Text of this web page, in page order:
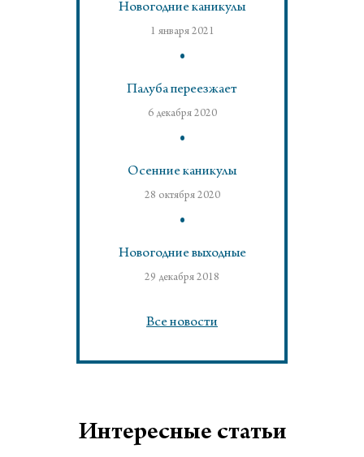
Новогодние каникулы
1 января 2021
Палуба переезжает
6 декабря 2020
Осенние каникулы
28 октября 2020
Новогодние выходные
29 декабря 2018
Все новости
Интересные статьи